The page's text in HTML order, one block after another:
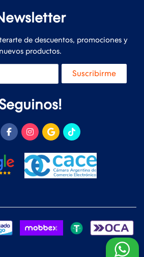
de descuentos, promociones y
nuevos productos.
Suscribirme